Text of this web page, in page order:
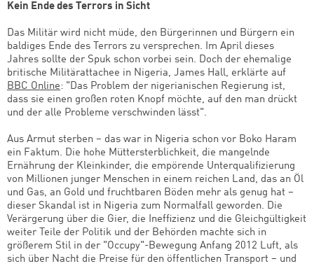
Kein Ende des Terrors in Sicht
Das Militär wird nicht müde, den Bürgerinnen und Bürgern ein
baldiges Ende des Terrors zu versprechen. Im April dieses
Jahres sollte der Spuk schon vorbei sein. Doch der ehemalige
britische Militärattachee in Nigeria, James Hall, erklärte auf
BBC Online: "Das Problem der nigerianischen Regierung ist,
dass sie einen großen roten Knopf möchte, auf den man drückt
und der alle Probleme verschwinden lässt".
Aus Armut sterben – das war in Nigeria schon vor Boko Haram
ein Faktum. Die hohe Müttersterblichkeit, die mangelnde
Ernährung der Kleinkinder, die empörende Unterqualifizierung
von Millionen junger Menschen in einem reichen Land, das an Öl
und Gas, an Gold und fruchtbaren Böden mehr als genug hat –
dieser Skandal ist in Nigeria zum Normalfall geworden. Die
Verärgerung über die Gier, die Ineffizienz und die Gleichgültigkeit
weiter Teile der Politik und der Behörden machte sich in
größerem Stil in der "Occupy"-Bewegung Anfang 2012 Luft, als
sich über Nacht die Preise für den öffentlichen Transport – und